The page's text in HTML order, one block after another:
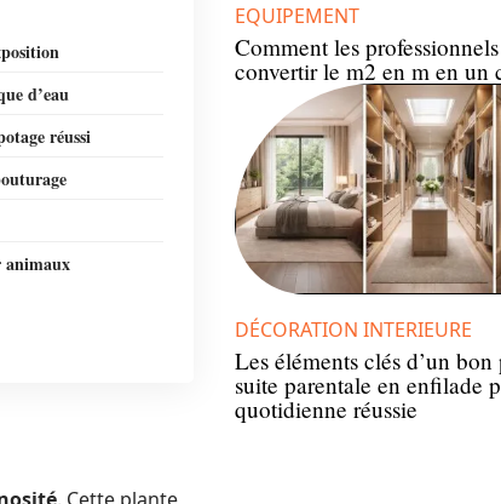
d’eau
réussi
animaux
EQUIPEMENT
Comment les
convertir le m2 en m en un
DÉCORATION INTERIEURE
Les éléments clés d’un bon
suite parentale en enfilade
quotidienne réussie